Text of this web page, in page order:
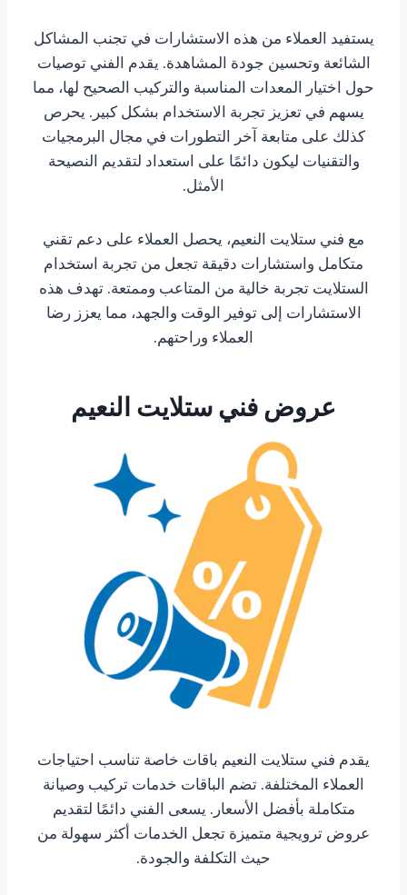
يستفيد العملاء من هذه الاستشارات في تجنب المشاكل
الشائعة وتحسين جودة المشاهدة. يقدم الفني توصيات
حول اختيار المعدات المناسبة والتركيب الصحيح لها، مما
يسهم في تعزيز تجربة الاستخدام بشكل كبير. يحرص
كذلك على متابعة آخر التطورات في مجال البرمجيات
والتقنيات ليكون دائمًا على استعداد لتقديم النصيحة
الأمثل.
مع فني ستلايت النعيم، يحصل العملاء على دعم تقني
متكامل واستشارات دقيقة تجعل من تجربة استخدام
الستلايت تجربة خالية من المتاعب وممتعة. تهدف هذه
الاستشارات إلى توفير الوقت والجهد، مما يعزز رضا
العملاء وراحتهم.
عروض فني ستلايت النعيم
يقدم فني ستلايت النعيم باقات خاصة تناسب احتياجات
العملاء المختلفة. تضم الباقات خدمات تركيب وصيانة
متكاملة بأفضل الأسعار. يسعى الفني دائمًا لتقديم
عروض ترويجية متميزة تجعل الخدمات أكثر سهولة من
حيث التكلفة والجودة.